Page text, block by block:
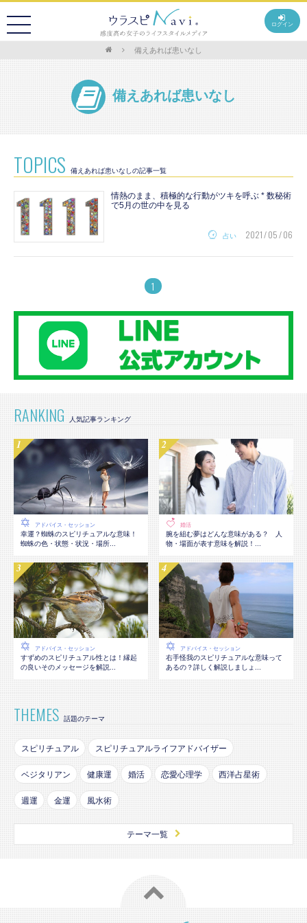
ログイン
備えあれば患いなし
備えあれば患いなし
TOPICS 備えあれば患いなしの記事一覧
情熱のまま、積極的な行動がツキを呼ぶ * 数秘術
で5月の世の中を見る
占い 2021 / 05 / 06
1
RANKING
アドバイス・セッション
幸運？蜘蛛のスピリチュアルな意味！
蜘蛛の色・状態・状況・場所...
婚活
腕を組む夢はどんな意味がある？ 人
物・場面が表す意味を解説！...
アドバイス・セッション
すずめのスピリチュアル性とは！縁起
の良いそのメッセージを解説...
アドバイス・セッション
右手怪我のスピリチュアルな意味って
あるの？詳しく解説しましょ...
THEMES 話題のテーマ
スピリチュアル スピリチュアルライフアドバイザー
ベジタリアン 健康運 婚活 恋愛心理学 西洋占星術
週運 金運 風水術
テーマ一覧